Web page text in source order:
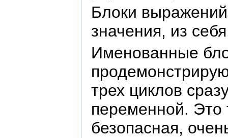
Блоки
значения, из
Именованные
трех циклов
переменной. Это
безопасная,